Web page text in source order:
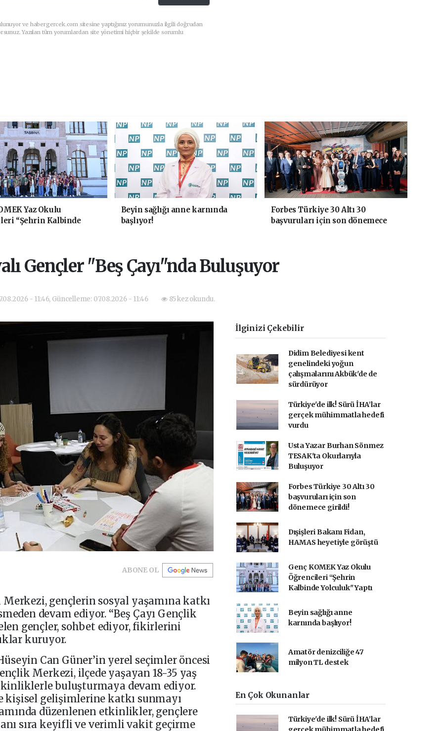
ve habergercek.com sitesine yaptığınız yorumunuzla ilgili doğrudan
Yazılan tüm yorumlardan site yönetimi hiçbir şekilde sorumlu
Yaz Okulu
“Şehrin Kalbinde
Beyin sağlığı anne karnında
başlıyor!
Forbes Türkiye 30 Altı 30
başvuruları için son dönemece
Gençler "Beş Çayı"nda Buluşuyor
- 11:46, Güncelleme: 07.08.2026 - 11:46 85 kez okundu.
ABONE OL
gençlerin sosyal yaşamına katkı
devam ediyor. “Beş Çayı Gençlik
gençler, sohbet ediyor, fikirlerini
kuruyor.
Can Güner’in yerel seçimler öncesi
Merkezi, ilçede yaşayan 18-35 yaş
buluşturmaya devam ediyor.
kişisel gelişimlerine katkı sunmayı
düzenlenen etkinlikler, gençlere
sıra keyifli ve verimli vakit geçirme
İlginizi Çekebilir
Didim Belediyesi kent
genelindeki yoğun
çalışmalarını Akbük'de de
sürdürüyor
Türkiye'de ilk! Sürü İHA’lar
gerçek mühimmatla hedefi
vurdu
Usta Yazar Burhan Sönmez
TESAK'ta Okurlarıyla
Buluşuyor
Forbes Türkiye 30 Altı 30
başvuruları için son
dönemece girildi!
Dışişleri Bakanı Fidan,
HAMAS heyetiyle görüştü
Genç KOMEK Yaz Okulu
Öğrencileri “Şehrin
Kalbinde Yolculuk" Yaptı
Beyin sağlığı anne
karnında başlıyor!
Amatör denizciliğe 47
milyon TL destek
En Çok Okunanlar
Türkiye'de ilk! Sürü İHA’lar